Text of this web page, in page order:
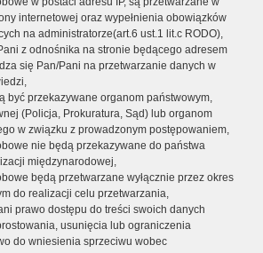
internetowej oraz wypełnienia obowiązków
na administratorze(art.6 ust.1 lit.c RODO),
z odnośnika na stronie będącego adresem
się Pan/Pani na przetwarzanie danych w
być przekazywane organom państwowym,
(Policja, Prokuratura, Sąd) lub organom
w związku z prowadzonym postępowaniem,
nie będą przekazywane do państwa
międzynarodowej,
będą przetwarzane wyłącznie przez okres
do realizacji celu przetwarzania,
prawo dostępu do treści swoich danych
usunięcia lub ograniczenia
do wniesienia sprzeciwu wobec